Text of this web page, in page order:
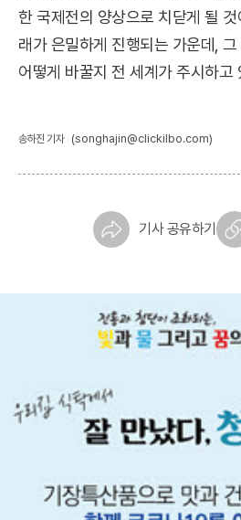
한 국제전의 양상으로 치닫게 될
래가 은밀하게 진행되는 가운데,
어떻게 바꿀지 전 세계가 주시하고
송하진 기자 (songhajin@clickilbo.com)
기사 공유하기